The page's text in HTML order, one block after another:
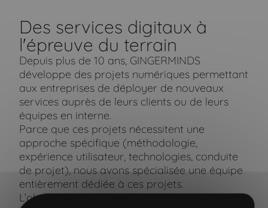
Des services digitaux à
l'épreuve du terrain
Depuis plus de 10 ans, GINGERMINDS
développe des projets numériques permettant
aux entreprises de déployer de nouveaux
services auprès de leurs clients ou de leurs
équipes en interne.
Parce que ces projets nécessitent une
approche spécifique (méthodologie,
expérience utilisateur, technologies, conduite
de projet), nous avons spécialisée une équipe
entièrement dédiée à ces projets.
L’objectif est de concentrer nos énergies sur